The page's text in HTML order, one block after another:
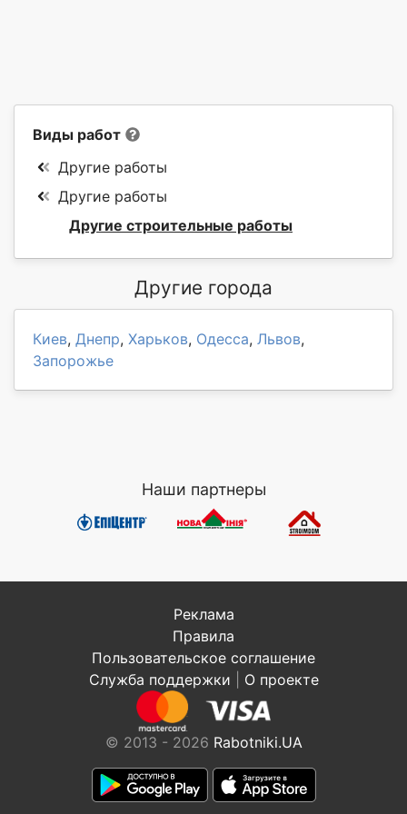
Виды работ
Другие работы
Другие работы
Другие строительные работы
Другие города
Киев, Днепр, Харьков, Одесса, Львов,
Запорожье
Наши партнеры
Реклама
Правила
Пользовательское соглашение
Служба поддержки
О проекте
© 2013 - 2026 Rabotniki.UA